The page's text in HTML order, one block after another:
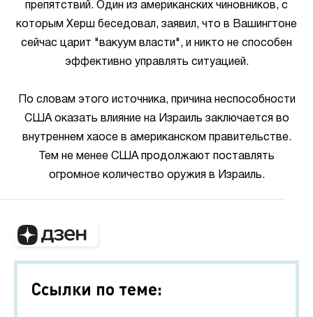
препятствий. Один из американских чиновников, с
которым Херш беседовал, заявил, что в Вашингтоне
сейчас царит "вакуум власти", и никто не способен
эффективно управлять ситуацией.
По словам этого источника, причина неспособности
США оказать влияние на Израиль заключается во
внутреннем хаосе в американском правительстве.
Тем не менее США продолжают поставлять
огромное количество оружия в Израиль.
Ссылки по теме: